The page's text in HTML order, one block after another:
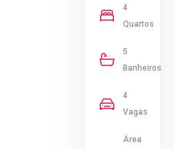
4
Quartos
5
Banheiros
4
Vagas
Área